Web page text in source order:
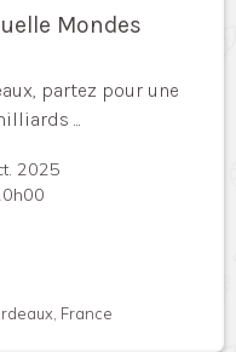
Mondes
partez pour une
...
2025
France